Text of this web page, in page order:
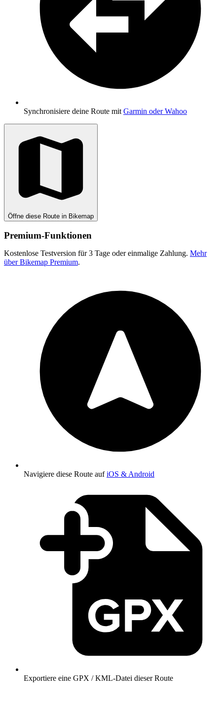
Synchronisiere deine Route mit Garmin oder Wahoo
Öffne diese Route in Bikemap
Premium-Funktionen
Kostenlose Testversion für 3 Tage oder einmalige Zahlung. Mehr
über Bikemap Premium.
Navigiere diese Route aufiOS & Android
Exportiere eine GPX / KML-Datei dieser Route